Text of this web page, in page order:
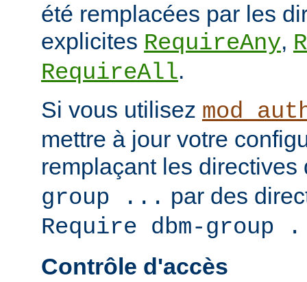
été remplacées par les
explicites RequireAny,
RequireAll.
Si vous utilisez
mettre à jour votre
remplaçant les
group ... par des
Require dbm-group
Contrôle d'accès